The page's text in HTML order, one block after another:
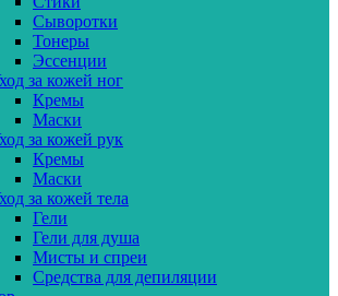
Сыворотки
Тонеры
Эссенции
за кожей ног
Кремы
Маски
за кожей рук
Кремы
Маски
за кожей тела
Гели
Гели для душа
Мисты и спреи
Средства для депиляции